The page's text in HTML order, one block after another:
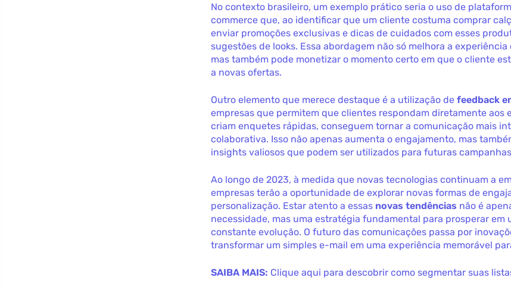
No contexto brasileiro, um exemplo prático seria o uso de
commerce que, ao identificar que um cliente costuma comprar
enviar promoções exclusivas e dicas de cuidados com esses
sugestões de looks. Essa abordagem não só melhora a experiência
mas também pode monetizar o momento certo em que o cliente
a novas ofertas.
Outro elemento que merece destaque é a utilização defeedback
empresas que permitem que clientes respondam diretamente aos
criam enquetes rápidas, conseguem tornar a comunicação mais
colaborativa. Isso não apenas aumenta o engajamento, mas
insights valiosos que podem ser utilizados para futuras
Ao longo de 2023, à medida que novas tecnologias continuam a
empresas terão a oportunidade de explorar novas formas de
personalização. Estar atento a essas novas tendências não é
necessidade, mas uma estratégia fundamental para prosperar em
constante evolução. O futuro das comunicações passa por
transformar um simples e-mail em uma experiência memorável
SAIBA MAIS: Clique aqui para descobrir como segmentar suas